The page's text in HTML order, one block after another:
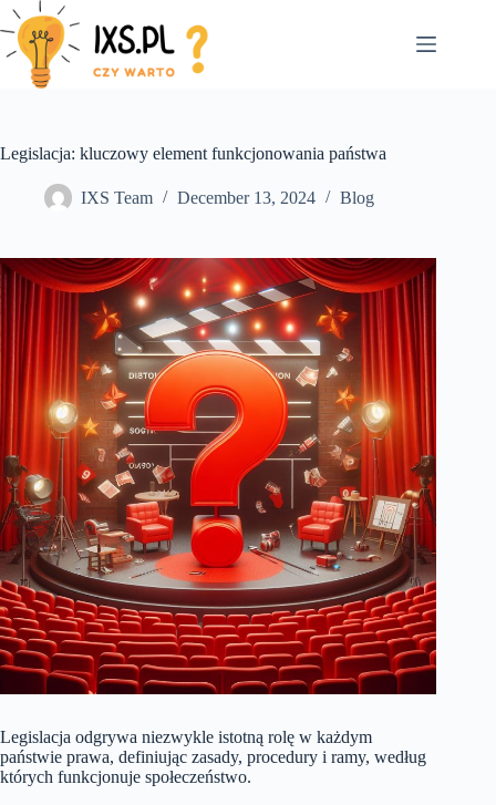
Skip
to
content
Legislacja: kluczowy element funkcjonowania państwa
IXS Team December 13, 2024 Blog
Legislacja odgrywa niezwykle istotną rolę w każdym
państwie prawa, definiując zasady, procedury i ramy, według
których funkcjonuje społeczeństwo.